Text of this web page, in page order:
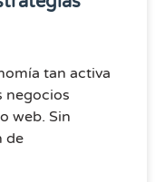
tan activa
negocios
web. Sin
de